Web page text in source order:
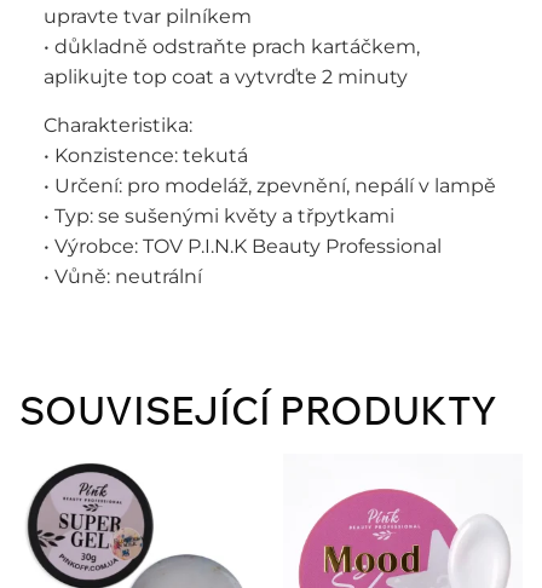
upravte tvar pilníkem
• důkladně odstraňte prach kartáčkem,
aplikujte top coat a vytvrďte 2 minuty
Charakteristika:
• Konzistence: tekutá
• Určení: pro modeláž, zpevnění, nepálí v lampě
• Typ: se sušenými květy a třpytkami
• Výrobce: TOV P.I.N.K Beauty Professional
• Vůně: neutrální
SOUVISEJÍCÍ PRODUKTY